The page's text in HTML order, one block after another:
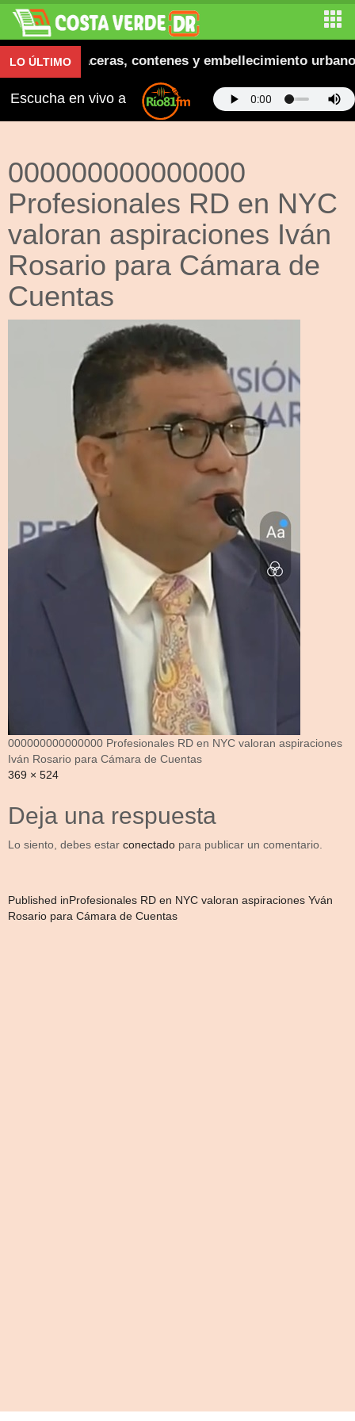
LO ÚLTIMO
inaugura aceras, contenes y embellecimiento urbano
Escucha en vivo a
000000000000000
Profesionales RD en NYC
valoran aspiraciones Iván
Rosario para Cámara de
Cuentas
000000000000000 Profesionales RD en NYC valoran aspiraciones
Iván Rosario para Cámara de Cuentas
Full
369 × 524
Deja una respuesta
Lo siento, debes estar conectado para publicar un comentario.
Navegación
Published inProfesionales RD en NYC valoran aspiraciones Yván
Rosario para Cámara de Cuentas